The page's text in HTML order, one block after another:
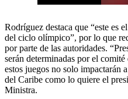
Rodríguez destaca que “este es
del ciclo olímpico”, por lo que
por parte de las autoridades.
serán determinadas por el
estos juegos no solo impactarán
del Caribe como lo quiere el
Ministra.